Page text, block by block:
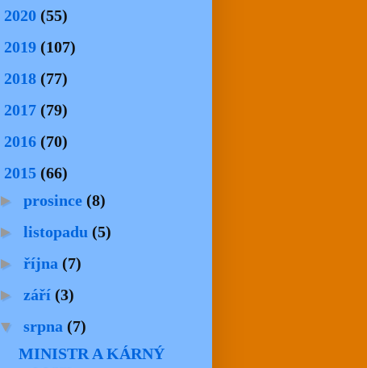
2020 (55)
2019 (107)
2018 (77)
2017 (79)
2016 (70)
2015 (66)
► prosince (8)
► listopadu (5)
► října (7)
► září (3)
▼ srpna (7)
MINISTR A KÁRNÝ